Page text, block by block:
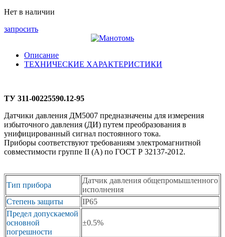
Нет в наличии
запросить
Описание
ТЕХНИЧЕСКИЕ ХАРАКТЕРИСТИКИ
ТУ 311-00225590.12-95
Датчики давления ДМ5007 предназначены для измерения
избыточного давления (ДИ) путем преобразования в
унифицированный сигнал постоянного тока.
Приборы соответствуют требованиям электромагнитной
совместимости группе II (А) по ГОСТ Р 32137-2012.
Тип прибора
Датчик давления общепромышленного
исполнения
Степень защиты
IP65
Предел допускаемой
основной
погрешности
±0.5%